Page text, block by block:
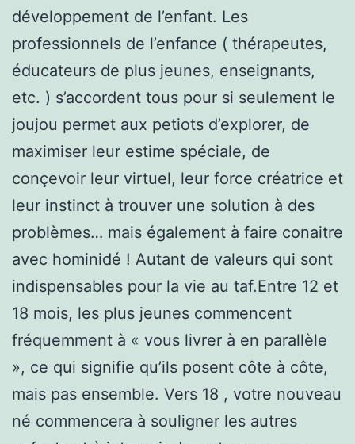
développement de l’enfant. Les
professionnels de l’enfance ( thérapeutes,
éducateurs de plus jeunes, enseignants,
etc. ) s’accordent tous pour si seulement le
joujou permet aux petiots d’explorer, de
maximiser leur estime spéciale, de
conçevoir leur virtuel, leur force créatrice et
leur instinct à trouver une solution à des
problèmes… mais également à faire conaitre
avec hominidé ! Autant de valeurs qui sont
indispensables pour la vie au taf.Entre 12 et
18 mois, les plus jeunes commencent
fréquemment à « vous livrer à en parallèle
», ce qui signifie qu’ils posent côte à côte,
mais pas ensemble. Vers 18 , votre nouveau
né commencera à souligner les autres